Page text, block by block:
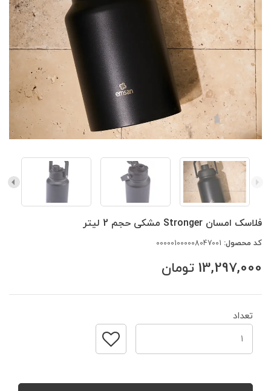
فلاسک امسان Stronger مشکی حجم 2 لیتر
کد محصول:
13,297,000 تومان
تعداد